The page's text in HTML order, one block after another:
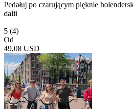
Pedałuj po czarującym pięknie
dalii
5 (4)
Od
49,08 USD